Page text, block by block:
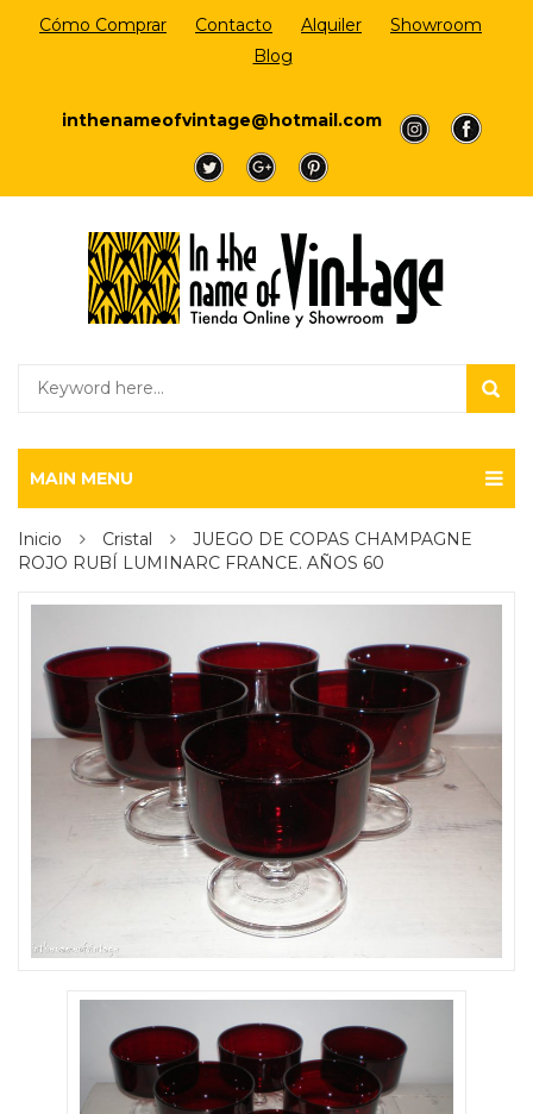
Cómo Comprar Contacto Alquiler
Showroom
Blog
inthenameofvintage@hotmail.com
a
a
a
a a
MAIN MENU
Inicio Cristal
JUEGO DE COPAS CHAMPAGNE
ROJO RUBÍ LUMINARC FRANCE. AÑOS 60